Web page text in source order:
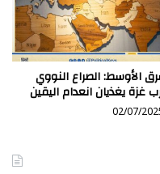
الأوسط: الصراع النووي
غزة يغذيان انعدام اليقين
02/07/